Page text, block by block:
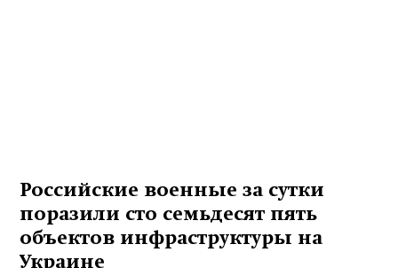
Российские военные за сутки
поразили сто семьдесят пять
объектов инфраструктуры на
Украине